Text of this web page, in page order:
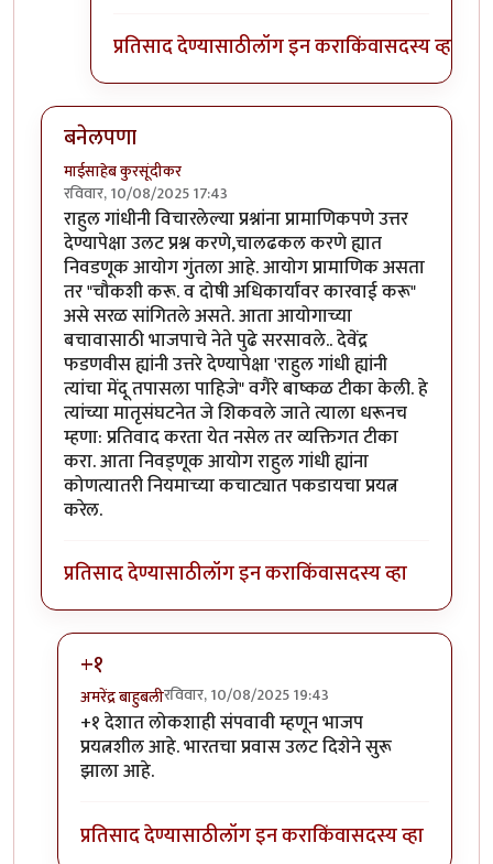
प्रतिसाद देण्यासाठीलॉग इन कराकिंवासदस्य व्हा
बनेलपणा
माईसाहेब कुरसूंदीकर
रविवार, 10/08/2025 17:43
राहुल गांधीनी विचारलेल्या प्रश्नांना प्रामाणिकपणे उत्तर
देण्यापेक्षा उलट प्रश्न करणे,चालढकल करणे ह्यात
निवडणूक आयोग गुंतला आहे. आयोग प्रामाणिक असता
तर "चौकशी करू. व दोषी अधिकार्यांवर कारवाई करू"
असे सरळ सांगितले असते. आता आयोगाच्या
बचावासाठी भाजपाचे नेते पुढे सरसावले.. देवेंद्र
फडणवीस ह्यांनी उत्तरे देण्यापेक्षा 'राहुल गांधी ह्यांनी
त्यांचा मेंदू तपासला पाहिजे" वगैरे बाष्कळ टीका केली. हे
त्यांच्या मातृसंघटनेत जे शिकवले जाते त्याला धरूनच
म्हणा: प्रतिवाद करता येत नसेल तर व्यक्तिगत टीका
करा. आता निवड्णूक आयोग राहुल गांधी ह्यांना
कोणत्यातरी नियमाच्या कचाट्यात पकडायचा प्रयत्न
करेल.
प्रतिसाद देण्यासाठीलॉग इन कराकिंवासदस्य व्हा
+१
अमरेंद्र बाहुबलीरविवार, 10/08/2025 19:43
In reply toबनेलपणाbyमाईसाहेब कुरसूंदीकर
+१ देशात लोकशाही संपवावी म्हणून भाजप
प्रयत्नशील आहे. भारतचा प्रवास उलट दिशेने सुरू
झाला आहे.
प्रतिसाद देण्यासाठीलॉग इन कराकिंवासदस्य व्हा